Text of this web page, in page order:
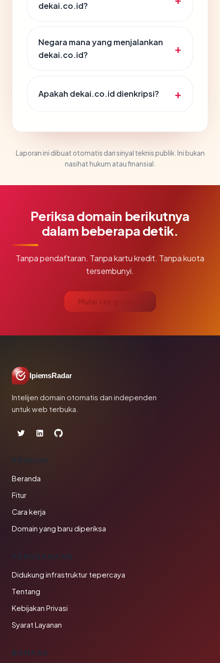
dekai.co.id?
Negara mana yang menjalankan
dekai.co.id?
Apakah dekai.co.id dienkripsi?
Laporan ini dibuat otomatis dari sinyal teknis publik. Ini bukan
nasihat hukum atau finansial.
Periksa domain berikutnya
dalam beberapa detik.
Tanpa pendaftaran. Tanpa kartu kredit. Tanpa kuota
tersembunyi.
Mulai cek gratis →
IpiemsRadar
Intelijen domain otomatis dan independen
untuk web terbuka.
PRODUK
Beranda
Fitur
Cara kerja
Domain yang baru diperiksa
PERUSAHAAN
Didukung infrastruktur tepercaya
Tentang
Kebijakan Privasi
Syarat Layanan
BAHASA